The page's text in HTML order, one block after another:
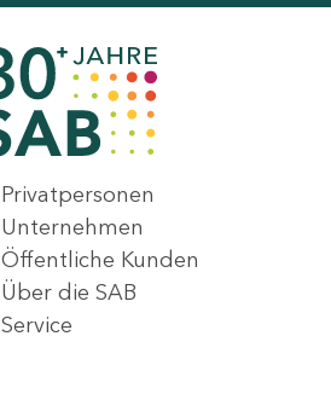
Privatpersonen
Unternehmen
Öffentliche Kunden
Über die SAB
Service